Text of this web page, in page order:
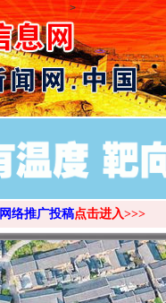
>
网络推广投稿点击进入>>>